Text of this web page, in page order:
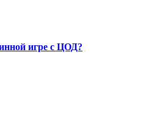
игре с ЦОД?